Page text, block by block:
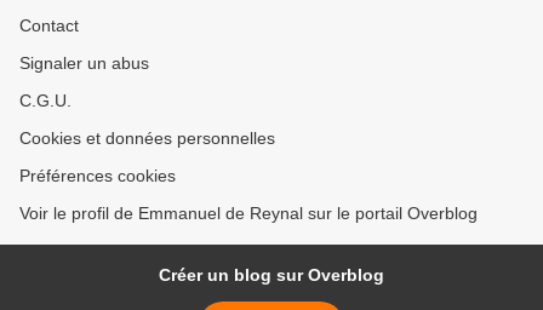
Contact
Signaler un abus
C.G.U.
Cookies et données personnelles
Préférences cookies
Voir le profil de Emmanuel de Reynal sur le portail Overblog
Créer un blog sur Overblog